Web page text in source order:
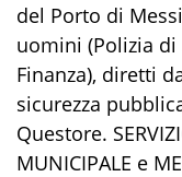
del Porto di
uomini (Polizia di
Finanza), diretti
sicurezza
Questore.
MUNICIPALE e